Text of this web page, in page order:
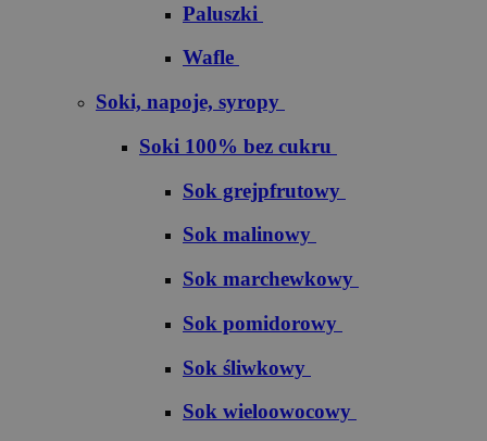
Paluszki
Wafle
Soki, napoje, syropy
Soki 100% bez cukru
S​o​k​ ​g​r​e​j​p​f​r​u​t​o​w​y
Sok malinowy
Sok marchewkowy
Sok pomidorowy
Sok śliwkowy
Sok wieloowocowy